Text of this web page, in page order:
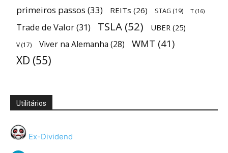
primeiros passos (33) REITs (26) STAG (19) T (16)
Trade de Valor(31) TSLA (52) UBER (25)
V(17) Viver na Alemanha (28) WMT (41)
XD (55)
Utilitários
Ex-Dividend